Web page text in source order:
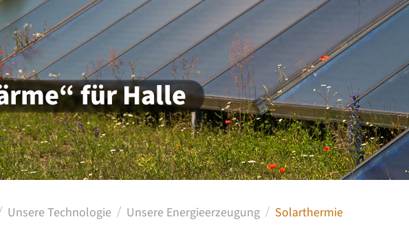
für Halle
Unsere Technologie Unsere Energieerzeugung Solarthermie